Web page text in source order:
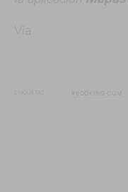
Vía
ETIQUETAS BOOKING.COM